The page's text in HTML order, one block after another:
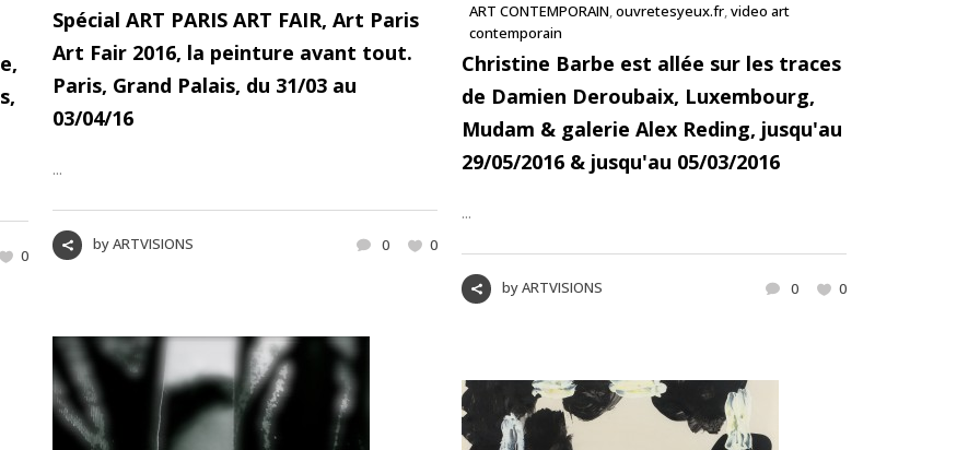
0
Spécial ART PARIS ART FAIR, Art Paris
Art Fair 2016, la peinture avant tout.
Paris, Grand Palais, du 31/03 au
03/04/16
...
byARTVISIONS 0 0
ART CONTEMPORAIN,ouvretesyeux.fr,video art
contemporain
Christine Barbe est allée sur les traces
de Damien Deroubaix, Luxembourg,
Mudam & galerie Alex Reding, jusqu'au
29/05/2016 & jusqu'au 05/03/2016
...
byARTVISIONS 0 0